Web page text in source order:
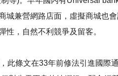
兼營網路店面，虛擬商城也
，自然不利競爭及留客。
此條文在33年前修法引進國際